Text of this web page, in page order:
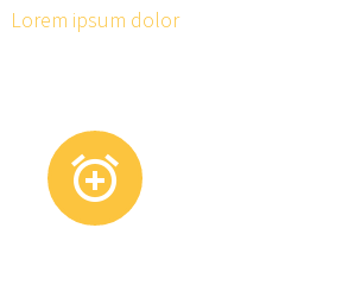
Lorem ipsum dolor

